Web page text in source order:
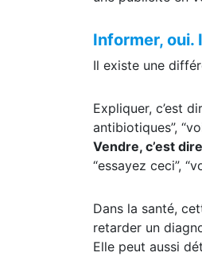
Informer, oui.
Expliquer, c’est
antibiotiques”,
Vendre, c’est
Dans la santé,
retarder un